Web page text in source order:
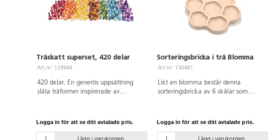
Träskatt superset, 420 delar
Art.nr: 129944
420 delar. En generös uppsättning
släta träformer inspirerade av
byggleken. Innehåll: 30 st x 14 olika
Logga in för att se ditt avtalade pris.
Sorteringsbricka i trä Blomma
Art.nr: 130481
Likt en blomma består denna
sorteringsbricka av 6 skålar som
utomhusbruk. Av FSC-märkt trä. Från
Logga in för att se ditt avtalade pris.